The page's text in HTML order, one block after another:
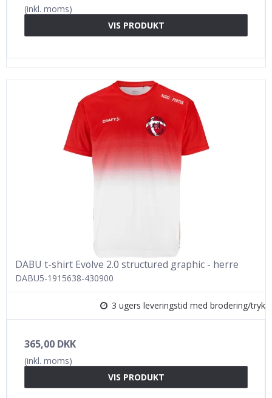
(inkl. moms)
VIS PRODUKT
DABU t-shirt Evolve 2.0 structured graphic - herre
DABU5-1915638-430900
3 ugers leveringstid med brodering/tryk
365,00 DKK
(inkl. moms)
VIS PRODUKT